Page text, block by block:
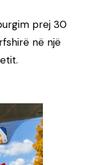
prej 30
në një